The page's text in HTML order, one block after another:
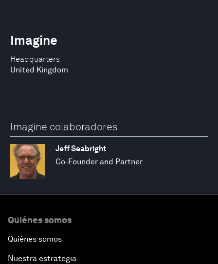
Headquarters
United Kingdom
Imagine
Imagine colaboradores
Jeff Seabright
Co-Founder and Partner
Quiénes somos
Quiénes somos
Nuestra estrategia